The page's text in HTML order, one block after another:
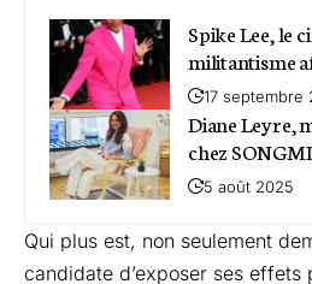
Spike Lee, le
militantisme
17 septembre
Diane Leyre,
chez
5 août 2025
Qui plus est, non seulement
candidate d’exposer ses effets